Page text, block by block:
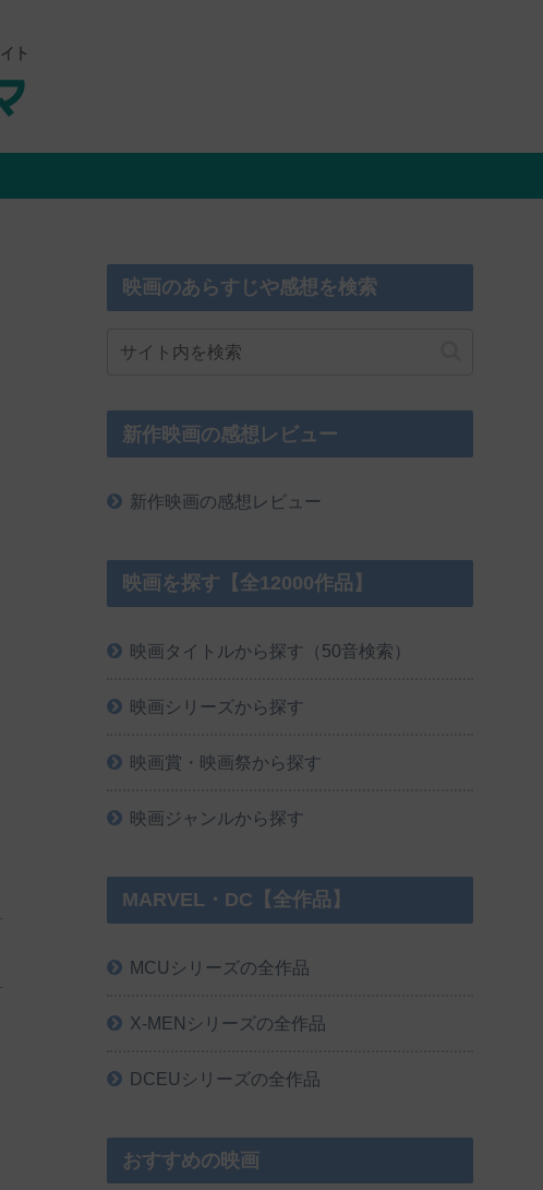
映画のあらすじや感想を検索
新作映画の感想レビュー
新作映画の感想レビュー
映画を探す【全12000作品】
映画タイトルから探す（50音検索）
映画シリーズから探す
映画賞・映画祭から探す
映画ジャンルから探す
MARVEL・DC【全作品】
MCUシリーズの全作品
X-MENシリーズの全作品
DCEUシリーズの全作品
おすすめの映画